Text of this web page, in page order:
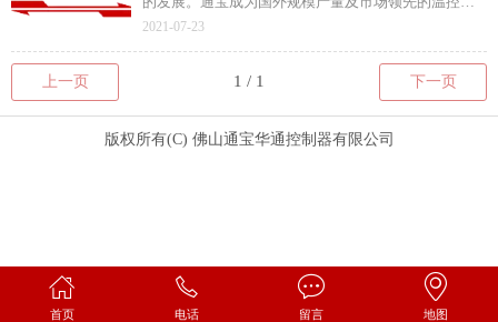
制造商。主要温控器分类有：突跳式温控器，液胀式
2021-07-23
上一页 下一页
版权所有(C) 佛山通宝华通控制器有限公司
首页 电话 留言 地图